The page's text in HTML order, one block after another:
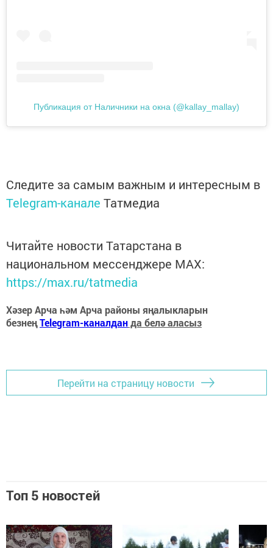
Публикация от Наличники на окна (@kallay_mallay)
Следите за самым важным и интересным в
Telegram-канале Татмедиа
Читайте новости Татарстана в
национальном мессенджере MАХ:
https://max.ru/tatmedia
Хәзер Арча һәм Арча районы яңалыкларын
безнеңTelegram-каналданда белә аласыз
Перейти на страницу новости
Топ 5 новостей